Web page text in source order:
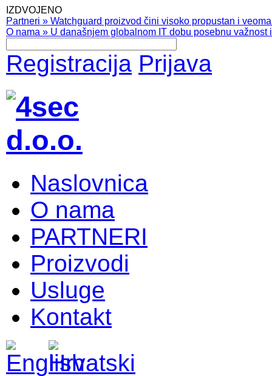
IZDVOJENO
Partneri » Watchguard proizvod čini visoko propustan i
O nama » U današnjem globalnom IT dobu posebnu
Registracija Prijava
Naslovnica
O nama
PARTNERI
Proizvodi
Usluge
Kontakt